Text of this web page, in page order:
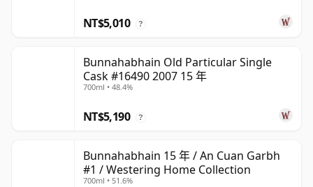
NT$5,010 ?
Bunnahabhain Old Particular Single
Cask #16490 2007 15 年
700ml • 48.4%
NT$5,190 ?
Bunnahabhain 15 年 / An Cuan Garbh
#1 / Westering Home Collection
700ml • 51.6%